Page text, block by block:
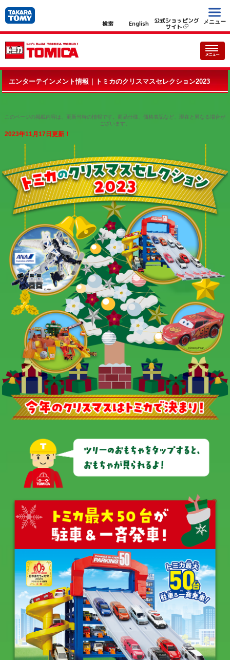
検索 English 公式ショッピング
サイト
メニュー
エンターテインメント情報｜トミカのクリスマスセレクション2023
このページの掲載内容は、更新当時の情報です。商品仕様、価格表記など、現在と異なる場合が
ございます。
2023年11月17日更新！